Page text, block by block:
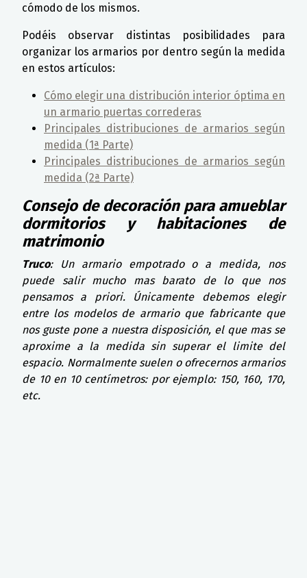
cómodo de los mismos.
Podéis observar distintas posibilidades para
organizar los armarios por dentro según la medida
en estos artículos:
Cómo elegir una distribución interior óptima en
un armario puertas correderas
Principales distribuciones de armarios según
medida (1ª Parte)
Principales distribuciones de armarios según
medida (2ª Parte)
Consejo de decoración para amueblar
dormitorios y habitaciones de
matrimonio
Truco: Un armario empotrado o a medida, nos
puede salir mucho mas barato de lo que nos
pensamos a priori. Únicamente debemos elegir
entre los modelos de armario que fabricante que
nos guste pone a nuestra disposición, el que mas se
aproxime a la medida sin superar el limite del
espacio. Normalmente suelen o ofrecernos armarios
de 10 en 10 centímetros: por ejemplo: 150, 160, 170,
etc.